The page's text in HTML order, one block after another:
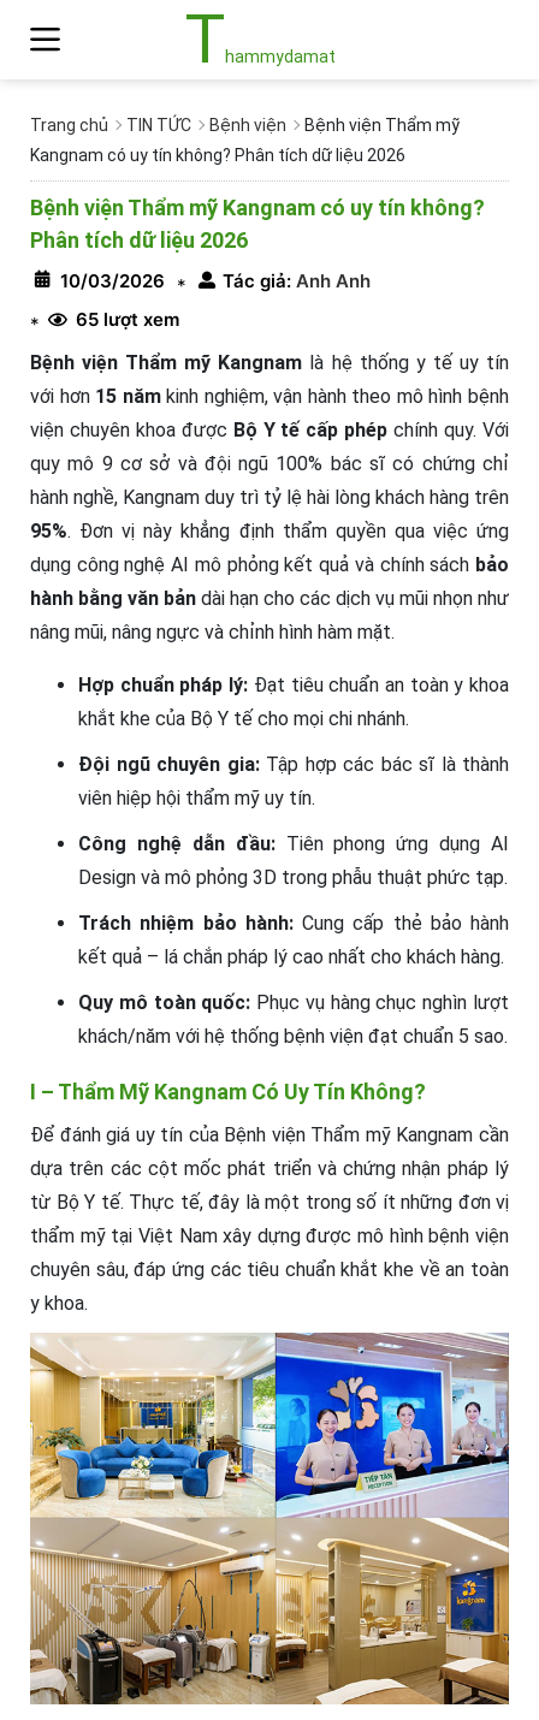
Thammydamat
Trang chủ TIN TỨC Bệnh viện
Bệnh viện Thẩm mỹ
Kangnam có uy tín không? Phân tích dữ liệu 2026
Bệnh viện Thẩm mỹ Kangnam có uy tín không?
Phân tích dữ liệu 2026
10/03/2026 * Tác giả: Anh Anh
*
65 lượt xem
Bệnh viện Thẩm mỹ Kangnam là hệ thống y tế uy tín
với hơn 15 nămkinh nghiệm, vận hành theo mô hình bệnh
viện chuyên khoa được Bộ Y tế cấp phép chính quy. Với
quy mô 9 cơ sở và đội ngũ 100% bác sĩ có chứng chỉ
hành nghề, Kangnam duy trì tỷ lệ hài lòng khách hàng trên
95%. Đơn vị này khẳng định thẩm quyền qua việc ứng
dụng công nghệ AI mô phỏng kết quả và chính sách bảo
hành bằng văn bản dài hạn cho các dịch vụ mũi nhọn như
nâng mũi, nâng ngực và chỉnh hình hàm mặt.
Hợp chuẩn pháp lý: Đạt tiêu chuẩn an toàn y khoa
khắt khe của Bộ Y tế cho mọi chi nhánh.
Đội ngũ chuyên gia:Tập hợp các bác sĩ là thành
viên hiệp hội thẩm mỹ uy tín.
Công nghệ dẫn đầu:Tiên phong ứng dụng AI
Design và mô phỏng 3D trong phẫu thuật phức tạp.
Trách nhiệm bảo hành:Cung cấp thẻ bảo hành
kết quả – lá chắn pháp lý cao nhất cho khách hàng.
Quy mô toàn quốc: Phục vụ hàng chục nghìn lượt
khách/năm với hệ thống bệnh viện đạt chuẩn 5 sao.
I – Thẩm Mỹ Kangnam Có Uy Tín Không?
Để đánh giá uy tín của Bệnh viện Thẩm mỹ Kangnam cần
dựa trên các cột mốc phát triển và chứng nhận pháp lý
từ Bộ Y tế. Thực tế, đây là một trong số ít những đơn vị
thẩm mỹ tại Việt Nam xây dựng được mô hình bệnh viện
chuyên sâu, đáp ứng các tiêu chuẩn khắt khe về an toàn
y khoa.